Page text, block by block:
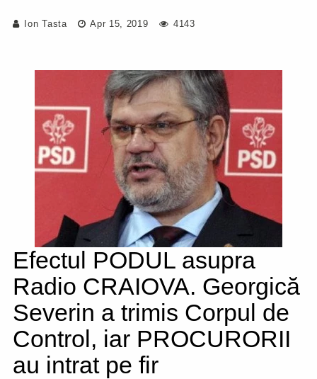
Ion Tasta Apr 15, 2019 4143
Efectul PODUL asupra
Radio CRAIOVA. Georgică
Severin a trimis Corpul de
Control, iar PROCURORII
au intrat pe fir